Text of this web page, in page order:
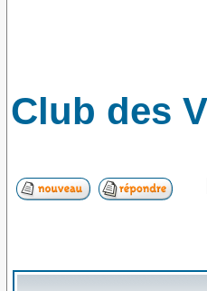
Club des